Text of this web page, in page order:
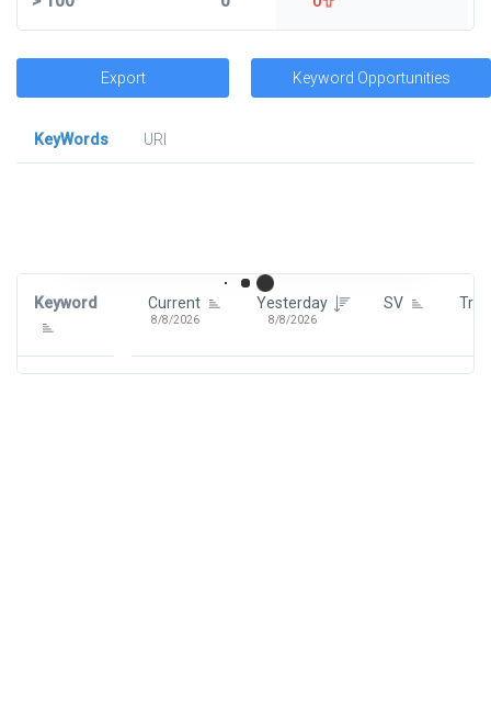
Export Keyword Opportunities
KeyWords
URl
Keyword Current
8/8/2026
Yesterday
8/8/2026
SV